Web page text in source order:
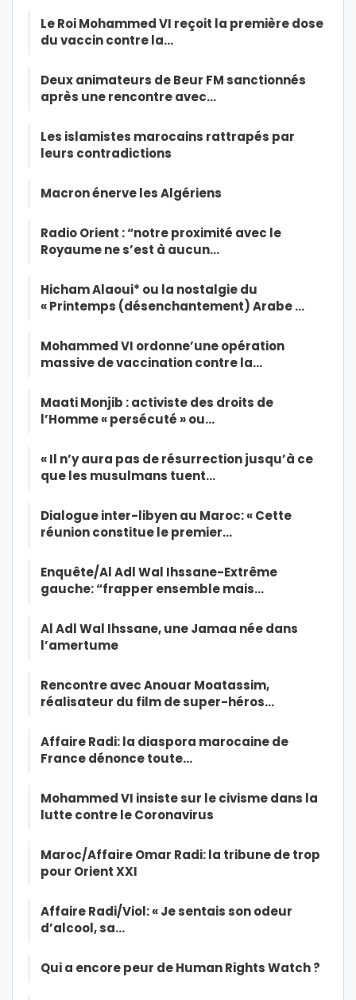
Le Roi Mohammed VI reçoit la première dose
du vaccin contre la…
Deux animateurs de Beur FM sanctionnés
après une rencontre avec…
Les islamistes marocains rattrapés par
leurs contradictions
Macron énerve les Algériens
Radio Orient : “notre proximité avec le
Royaume ne s’est à aucun…
Hicham Alaoui* ou la nostalgie du
« Printemps (désenchantement) Arabe …
Mohammed VI ordonne’une opération
massive de vaccination contre la…
Maati Monjib : activiste des droits de
l’Homme « persécuté » ou…
« Il n’y aura pas de résurrection jusqu’à ce
que les musulmans tuent…
Dialogue inter-libyen au Maroc: « Cette
réunion constitue le premier…
Enquête/Al Adl Wal Ihssane-Extrême
gauche: “frapper ensemble mais…
Al Adl Wal Ihssane, une Jamaa née dans
l’amertume
Rencontre avec Anouar Moatassim,
réalisateur du film de super-héros…
Affaire Radi: la diaspora marocaine de
France dénonce toute…
Mohammed VI insiste sur le civisme dans la
lutte contre le Coronavirus
Maroc/Affaire Omar Radi: la tribune de trop
pour Orient XXI
Affaire Radi/Viol: « Je sentais son odeur
d’alcool, sa…
Qui a encore peur de Human Rights Watch ?